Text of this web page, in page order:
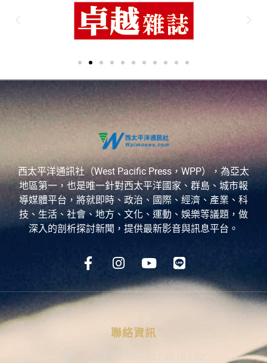
西太平洋通訊社（West Pacific Press，WPP），為亞太
地區第一，也是唯一針對西太平洋國家、群島、城市報
導媒體平台，將就即時、政治、國際、經濟、產業、科
技、生活、社會、地方、文化、運動、娛樂等議題，做
深入的剖析探討新聞，提供最新影音與訊息平台。
聯絡資訊
9：30-12：00；13：30-18：00